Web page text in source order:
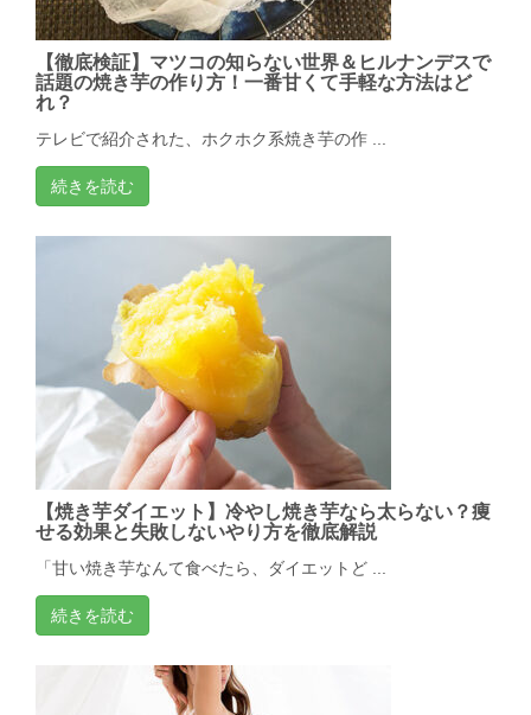
【徹底検証】マツコの知らない世界＆ヒルナンデスで
話題の焼き芋の作り方！一番甘くて手軽な方法はど
れ？
テレビで紹介された、ホクホク系焼き芋の作 ...
続きを読む
【焼き芋ダイエット】冷やし焼き芋なら太らない？痩
せる効果と失敗しないやり方を徹底解説
「甘い焼き芋なんて食べたら、ダイエットど ...
続きを読む